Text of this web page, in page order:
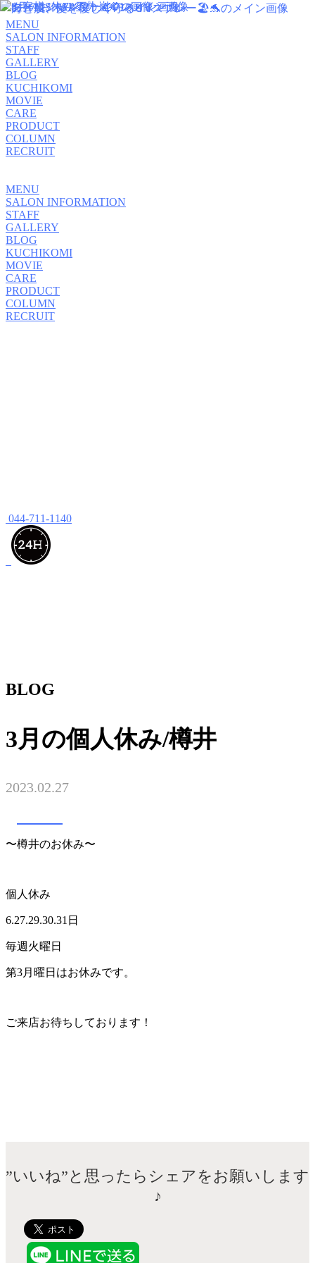
MENU
SALON INFORMATION
STAFF
GALLERY
BLOG
KUCHIKOMI
MOVIE
CARE
PRODUCT
COLUMN
RECRUIT
MENU
SALON INFORMATION
STAFF
GALLERY
BLOG
KUCHIKOMI
MOVIE
CARE
PRODUCT
COLUMN
RECRUIT
044-711-1140
BLOG
3月の個人休み/樽井
2023.02.27
〜樽井のお休み〜
個人休み
6.27.29.30.31日
毎週火曜日
第3月曜日はお休みです。
ご来店お待ちしております！
”いいね”と思ったらシェアをお願いします
♪